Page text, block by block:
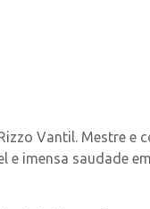
Vantil. Mestre e
e imensa saudade